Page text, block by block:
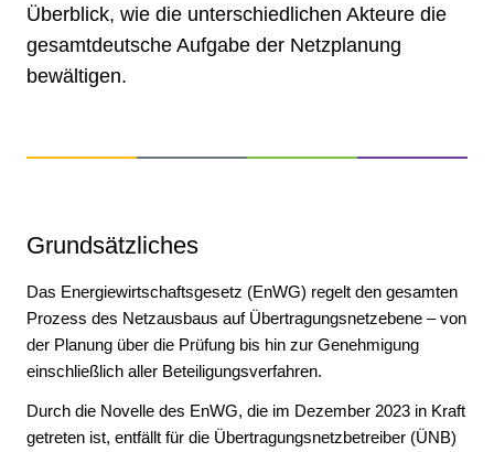
Überblick, wie die unterschiedlichen Akteure die
gesamtdeutsche Aufgabe der Netzplanung
bewältigen.
Grundsätzliches
Das Energiewirtschaftsgesetz (EnWG) regelt den gesamten
Prozess des Netzausbaus auf Übertragungsnetzebene – von
der Planung über die Prüfung bis hin zur Genehmigung
einschließlich aller Beteiligungsverfahren.
Durch die Novelle des EnWG, die im Dezember 2023 in Kraft
getreten ist, entfällt für die Übertragungsnetzbetreiber (ÜNB)